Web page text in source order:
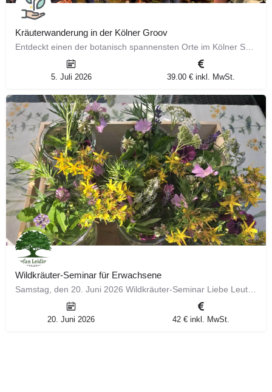
Kräuterwanderung in der Kölner Groov
Entdeckt einen der botanisch spannensten Orte im Kölner Süden! ​ Die Groov in Zündorf überrascht mit…
5. Juli 2026 39.00 € inkl. MwSt.
Wildkräuter-Seminar für Erwachsene
Samstag, den 20. Juni 2026 Wildkräuter-Seminar Liebe Leute, am Samstag, den 20.06.2026 widmen wir uns ganz…
20. Juni 2026 42 € inkl. MwSt.